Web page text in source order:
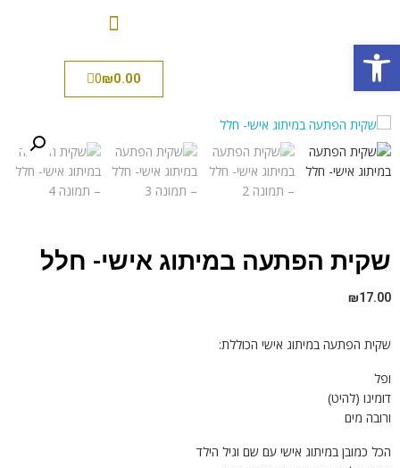
פתח סרגל נגישות
₪0.00
0
שקית הפתעה במיתוג אישי- חלל
₪17.00
שקית הפתעה במיתוג אישי הכוללת:
ופל
דומינו (להיט)
ורובה מים
הכל כמובן במיתוג אישי עם שם וגיל הילד